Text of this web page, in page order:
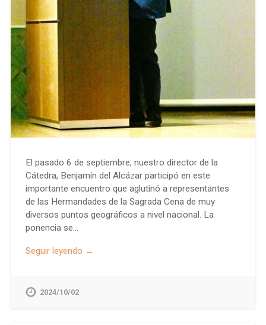
El pasado 6 de septiembre, nuestro director de la
Cátedra, Benjamín del Alcázar participó en este
importante encuentro que aglutinó a representantes
de las Hermandades de la Sagrada Cena de muy
diversos puntos geográficos a nivel nacional. La
ponencia se…
Seguir leyendo →
2024/10/02